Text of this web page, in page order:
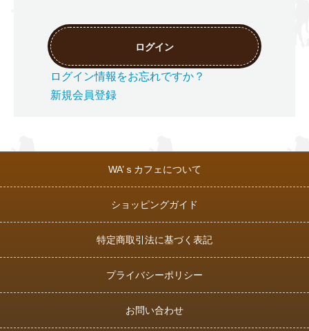
ログイン
ログイン情報をお忘れですか？
新規会員登録
WA’ｓカフェについて
ショッピングガイド
特定商取引法に基づく表記
プライバシーポリシー
お問い合わせ